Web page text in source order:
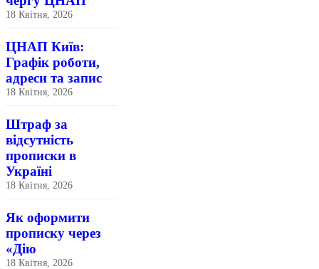
18 Квітня, 2026
ЦНАП Київ:
Графік роботи,
адреси та запис
18 Квітня, 2026
Штраф за
відсутність
прописки в
Україні
18 Квітня, 2026
Як оформити
прописку через
«Дію
18 Квітня, 2026